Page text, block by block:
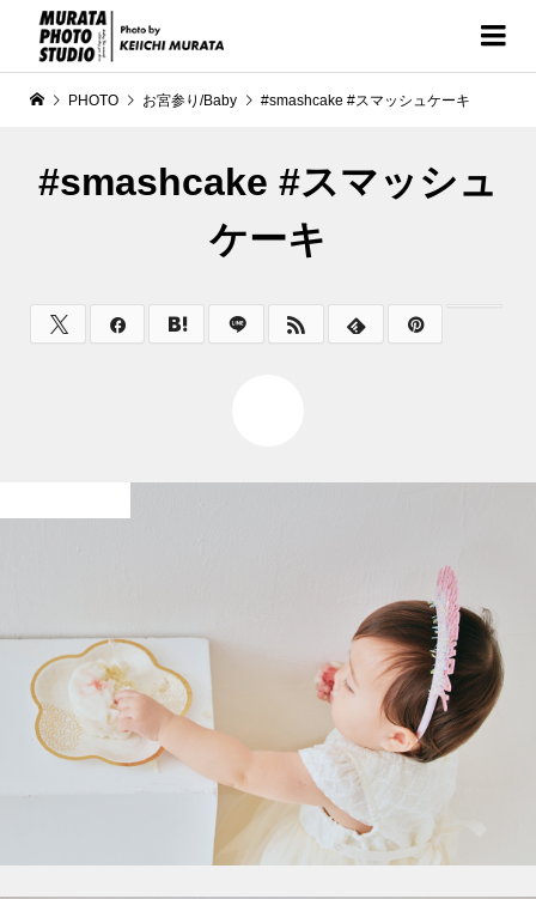
PHOTO お宮参り/Baby #smashcake #スマッシュケーキ
#smashcake #スマッシュ
ケーキ